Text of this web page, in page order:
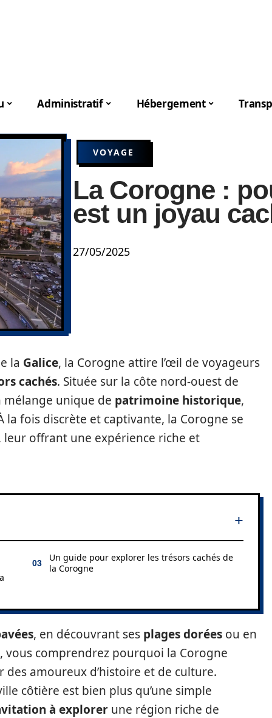
Administratif Hébergement
VOYAGE
La Corogne :
est un joyau
27/05/2025
la Galice, la Corogne attire l’œil de voyageurs
cachés. Située sur la côte nord-ouest de
unique de patrimoine historique,
fois discrète et captivante, la Corogne se
leur offrant une expérience riche et
Un guide pour explorer les trésors cachés de
la Corogne
, en découvrant ses plages dorées ou en
, vous comprendrez pourquoi la Corogne
amoureux d’histoire et de culture.
côtière est bien plus qu’une simple
à explorer une région riche de